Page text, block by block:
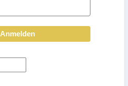
Anmelden